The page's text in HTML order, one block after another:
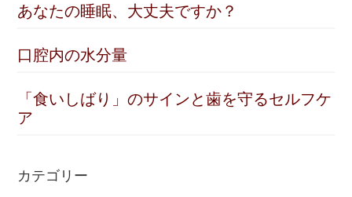
あなたの睡眠、大丈夫ですか？
口腔内の水分量
「食いしばり」のサインと歯を守るセルフケ
ア
カテゴリー